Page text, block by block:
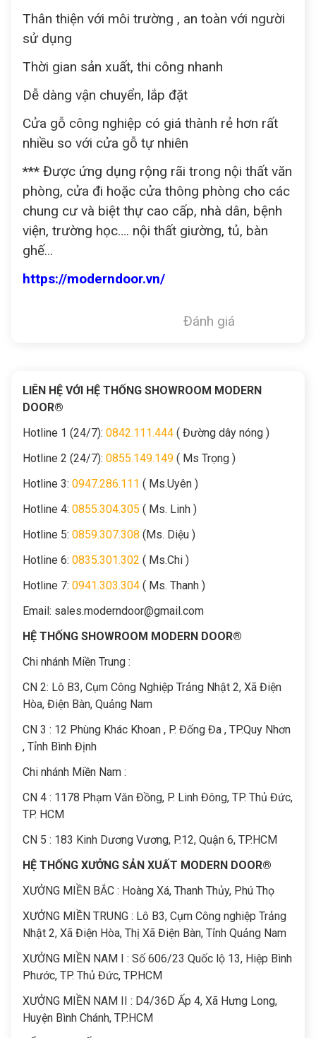
Thân thiện với môi trường , an toàn với người
sử dụng
Thời gian sản xuất, thi công nhanh
Dễ dàng vận chuyển, lắp đặt
Cửa gỗ công nghiệp có giá thành rẻ hơn rất
nhiều so với cửa gỗ tự nhiên
*** Được ứng dụng rộng rãi trong nội thất văn
phòng, cửa đi hoặc cửa thông phòng cho các
chung cư và biệt thự cao cấp, nhà dân, bệnh
viện, trường học…. nội thất giường, tủ, bàn
ghế…
https://moderndoor.vn/
Đánh giá
LIÊN HỆ VỚI HỆ THỐNG SHOWROOM MODERN
DOOR®
Hotline 1 (24/7): 0842.111.444 ( Đường dây nóng )
Hotline 2 (24/7): 0855.149.149 ( Ms Trọng )
Hotline 3: 0947.286.111 ( Ms.Uyên )
Hotline 4: 0855.304.305 ( Ms. Linh )
Hotline 5: 0859.307.308 (Ms. Diệu )
Hotline 6: 0835.301.302 ( Ms.Chi )
Hotline 7: 0941.303.304 ( Ms. Thanh )
Email: sales.moderndoor@gmail.com
HỆ THỐNG SHOWROOM MODERN DOOR®
Chi nhánh Miền Trung :
CN 2: Lô B3, Cụm Công Nghiệp Trảng Nhật 2, Xã Điện
Hòa, Điện Bàn, Quảng Nam
CN 3 : 12 Phùng Khác Khoan , P. Đống Đa , TP.Quy Nhơn
, Tỉnh Bình Định
Chi nhánh Miền Nam :
CN 4 : 1178 Phạm Văn Đồng, P. Linh Đông, TP. Thủ Đức,
TP. HCM
CN 5 : 183 Kinh Dương Vương, P.12, Quận 6, TP.HCM
HỆ THỐNG XƯỞNG SẢN XUẤT MODERN DOOR®
XƯỞNG MIỀN BẮC : Hoàng Xá, Thanh Thủy, Phú Thọ
XƯỞNG MIỀN TRUNG : Lô B3, Cụm Công nghiệp Trảng
Nhật 2, Xã Điện Hòa, Thị Xã Điện Bàn, Tỉnh Quảng Nam
XƯỞNG MIỀN NAM I : Số 606/23 Quốc lộ 13, Hiệp Bình
Phước, TP. Thủ Đức, TP.HCM
XƯỞNG MIỀN NAM II : D4/36D Ấp 4, Xã Hưng Long,
Huyện Bình Chánh, TP.HCM